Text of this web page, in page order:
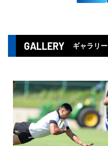
GALLERY ギャラリー